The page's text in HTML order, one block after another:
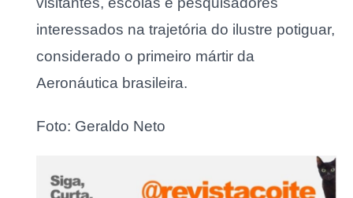
interessados na trajetória do ilustre potiguar,
considerado o primeiro mártir da
Aeronáutica brasileira.
Foto: Geraldo Neto